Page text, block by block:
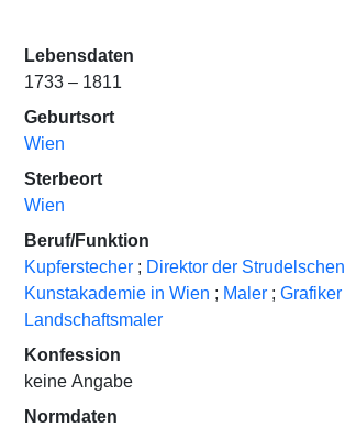
Lebensdaten
1733 – 1811
Geburtsort
Wien
Sterbeort
Wien
Beruf/Funktion
Kupferstecher ; Direktor der Strudelschen
Kunstakademie in Wien ; Maler ; Grafiker
Landschaftsmaler
Konfession
keine Angabe
Normdaten